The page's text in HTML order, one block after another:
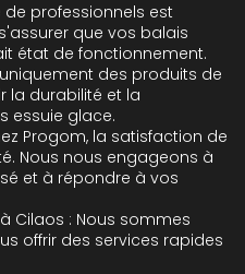
de professionnels est
que vos balais
état de fonctionnement.
des produits de
la durabilité et la
essuie glace.
Progom, la satisfaction de
Nous nous engageons à
et à répondre à vos
Cilaos : Nous sommes
offrir des services rapides